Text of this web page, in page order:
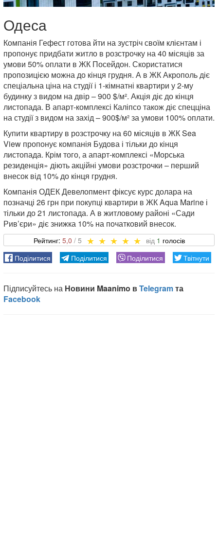
Одеса
Компанія Гефест готова йти на зустріч своїм клієнтам і
пропонує придбати житло в розстрочку на 40 місяців за
умови 50% оплати в ЖК Посейдон. Скористатися
пропозицією можна до кінця грудня. А в ЖК Акрополь діє
спеціальна ціна на студії і 1-кімнатні квартири у 2-му
будинку з видом на двір – 900 $/м². Акція діє до кінця
листопада. В апарт-комплексі Каліпсо також діє спецціна
на студії з видом на захід – 900$/м² за умови 100% оплати.
Купити квартиру в розстрочку на 60 місяців в ЖК Sea
View пропонує компанія Будова і тільки до кінця
листопада. Крім того, а апарт-комплексі «Морська
резиденція» діють акційні умови розстрочки – перший
внесок від 10% до кінця грудня.
Компанія ОДЕК Девелопмент фіксує курс долара на
позначці 26 грн при покупці квартири в ЖК Aqua Marine і
тільки до 21 листопада. А в житловому районі «Сади
Рив’єри» діє знижка 10% на початковий внесок.
5,0 1